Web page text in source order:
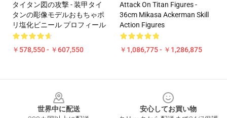
タイタン図の攻撃 - 装甲タイ
タンの彫像モデルおもちゃポ
リ塩化ビニール プロフィール
￥578,550 - ￥607,550
Attack On Titan Figures -
36cm Mikasa Ackerman Skill
Action Figures
￥1,086,775 - ￥1,286,875
世界中に配送
安心してお買い物